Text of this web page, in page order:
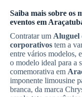
Saiba mais sobre os
eventos em
Contratar um Aluguel
corporativos tem a
entre vários modelos,
o modelo ideal para a
comemorativa em
imponente limousine
branca, da marca